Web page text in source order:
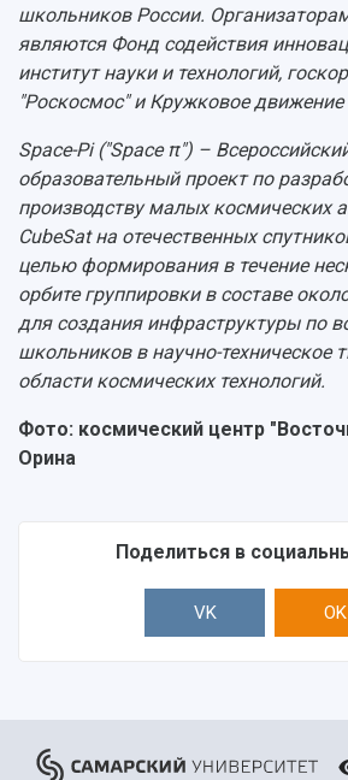
школьников России.
являются Фонд содействия
институт науки и технологий,
"Роскосмос" и Кружковое
Space-Pi ("Space π") –
образовательный проект по
производству малых космических
CubeSat на отечественных
целью формирования в течение
орбите группировки в составе
для создания инфраструктуры по
школьников в научно-техническое
области космических технологий.
Фото: космический центр
Орина
Поделиться в
VK OK